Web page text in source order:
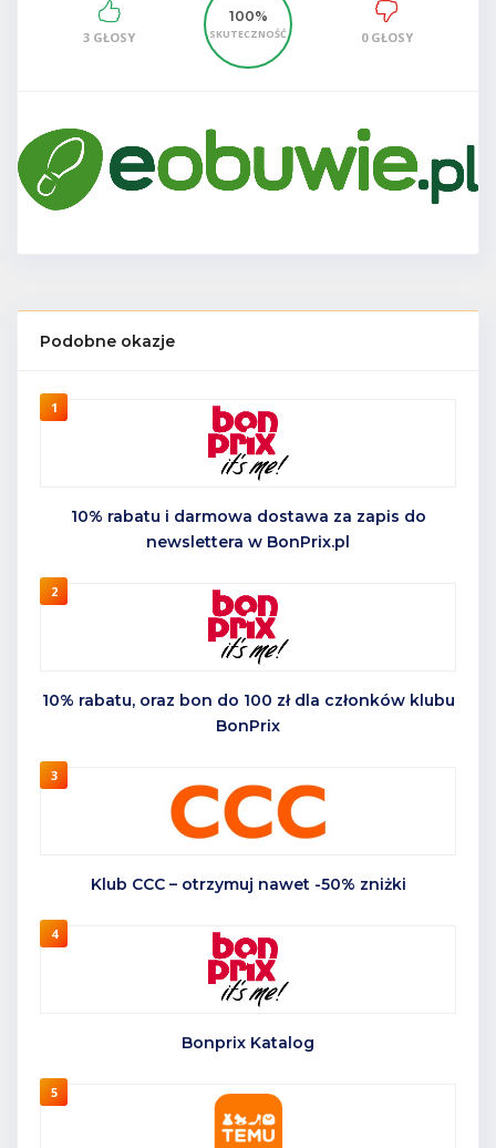
3 GŁOSY
100%
SKUTECZNOŚĆ 0 GŁOSY
Podobne okazje
1
10% rabatu i darmowa dostawa za zapis do
newslettera w BonPrix.pl
2
10% rabatu, oraz bon do 100 zł dla członków klubu
BonPrix
3
Klub CCC – otrzymuj nawet -50% zniżki
4
Bonprix Katalog
5